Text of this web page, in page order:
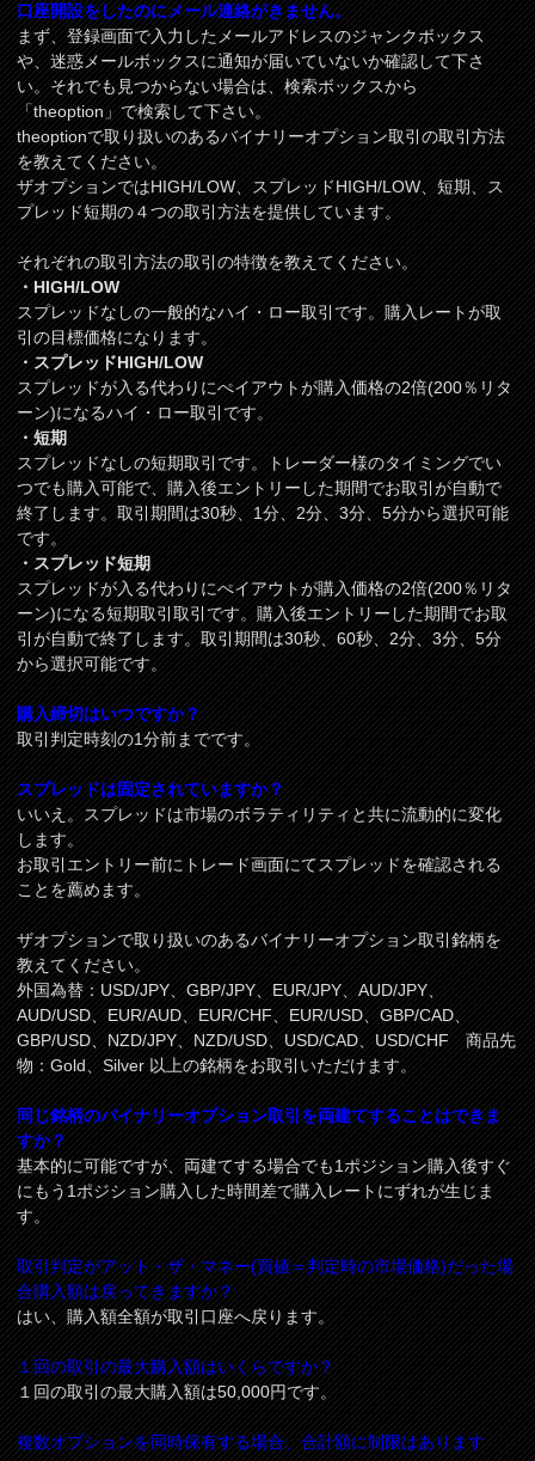
口座開設をしたのにメール連絡がきません。
まず、登録画面で入力したメールアドレスのジャンクボックス
や、迷惑メールボックスに通知が届いていないか確認して下さ
い。それでも見つからない場合は、検索ボックスから
「theoption」で検索して下さい。
theoptionで取り扱いのあるバイナリーオプション取引の取引方法
を教えてください。
ザオプションではHIGH/LOW、スプレッドHIGH/LOW、短期、ス
プレッド短期の４つの取引方法を提供しています。
それぞれの取引方法の取引の特徴を教えてください。
・HIGH/LOW
スプレッドなしの一般的なハイ・ロー取引です。購入レートが取
引の目標価格になります。
・スプレッドHIGH/LOW
スプレッドが入る代わりにぺイアウトが購入価格の2倍(200％リタ
ーン)になるハイ・ロー取引です。
・短期
スプレッドなしの短期取引です。トレーダー様のタイミングでい
つでも購入可能で、購入後エントリーした期間でお取引が自動で
終了します。取引期間は30秒、1分、2分、3分、5分から選択可能
です。
・スプレッド短期
スプレッドが入る代わりにぺイアウトが購入価格の2倍(200％リタ
ーン)になる短期取引取引です。購入後エントリーした期間でお取
引が自動で終了します。取引期間は30秒、60秒、2分、3分、5分
から選択可能です。
購入締切はいつですか？
取引判定時刻の1分前までです。
スプレッドは固定されていますか？
いいえ。スプレッドは市場のボラティリティと共に流動的に変化
します。
お取引エントリー前にトレード画面にてスプレッドを確認される
ことを薦めます。
ザオプションで取り扱いのあるバイナリーオプション取引銘柄を
教えてください。
外国為替：USD/JPY、GBP/JPY、EUR/JPY、AUD/JPY、
AUD/USD、EUR/AUD、EUR/CHF、EUR/USD、GBP/CAD、
GBP/USD、NZD/JPY、NZD/USD、USD/CAD、USD/CHF 商品先
物：Gold、Silver 以上の銘柄をお取引いただけます。
同じ銘柄のバイナリーオプション取引を両建てすることはできま
すか？
基本的に可能ですが、両建てする場合でも1ポジション購入後すぐ
にもう1ポジション購入した時間差で購入レートにずれが生じま
す。
取引判定がアット・ザ・マネー(買値＝判定時の市場価格)だった場
合購入額は戻ってきますか？
はい、購入額全額が取引口座へ戻ります。
１回の取引の最大購入額はいくらですか？
１回の取引の最大購入額は50,000円です。
複数オプションを同時保有する場合、合計額に制限はあります